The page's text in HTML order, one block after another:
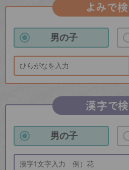
よみで
男の子
漢字で
男の子